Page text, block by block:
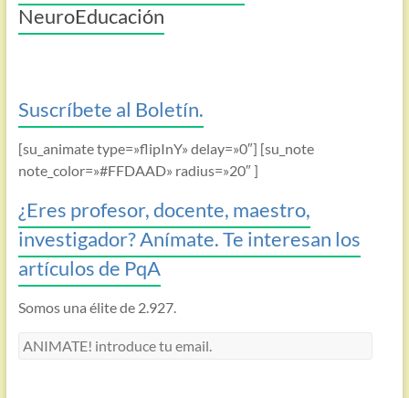
NeuroEducación
Suscríbete al Boletín.
[su_animate type=»flipInY» delay=»0″] [su_note
note_color=»#FFDAAD» radius=»20″ ]
¿Eres profesor, docente, maestro,
investigador? Anímate. Te interesan los
artículos de PqA
Somos una élite de 2.927.
ANIMATE!